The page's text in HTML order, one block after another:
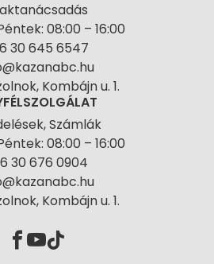
08:00 – 16:00
30 645 6547
Kombájn u. 1.
Számlák
08:00 – 16:00
30 676 0904
Kombájn u. 1.